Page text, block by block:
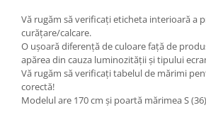
Vă rugăm să verificați eticheta interioară a
curățare/calcare.
O ușoară diferență de culoare față de
apărea din cauza luminozității și tipului
Vă rugăm să verificați tabelul de mărimi
corectă!
Modelul are 170 cm și poartă mărimea S